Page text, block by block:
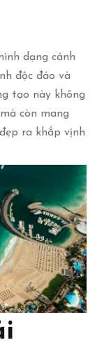
dạng cánh
độc đáo và
tạo này không
còn mang
ra khắp vịnh